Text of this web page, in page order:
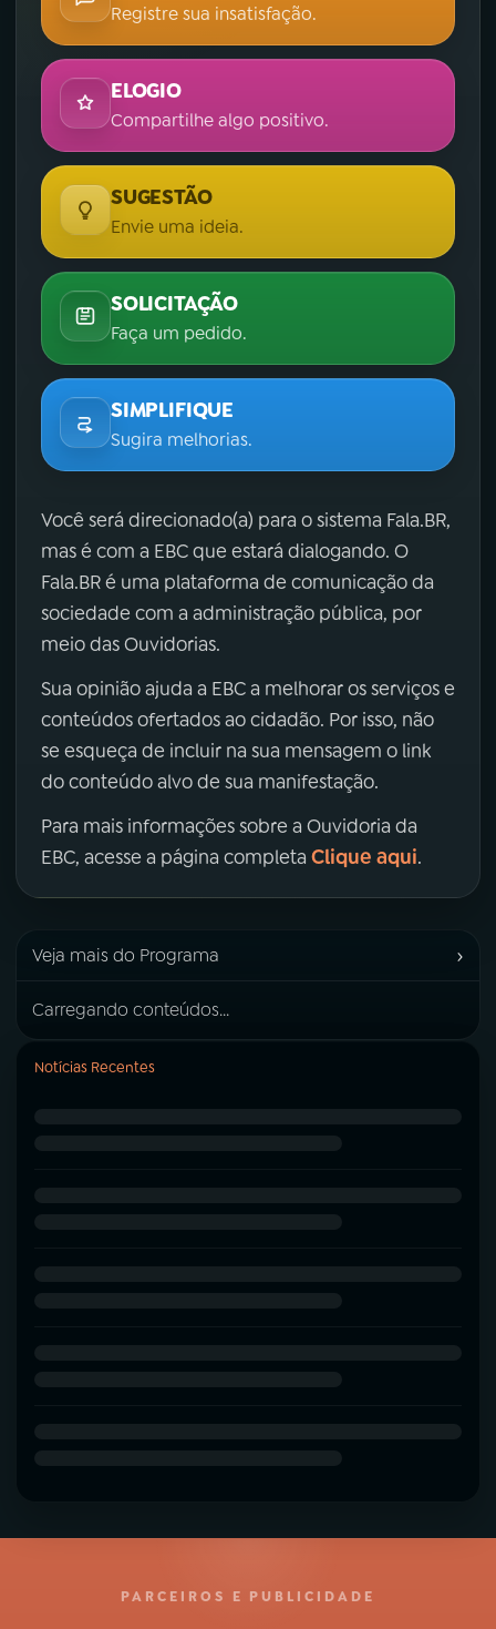
Registre sua insatisfação.
ELOGIO
Compartilhe algo positivo.
SUGESTÃO
Envie uma ideia.
SOLICITAÇÃO
Faça um pedido.
SIMPLIFIQUE
Sugira melhorias.
Você será direcionado(a) para o sistema Fala.BR,
mas é com a EBC que estará dialogando. O
Fala.BR é uma plataforma de comunicação da
sociedade com a administração pública, por
meio das Ouvidorias.
Sua opinião ajuda a EBC a melhorar os serviços e
conteúdos ofertados ao cidadão. Por isso, não
se esqueça de incluir na sua mensagem o link
do conteúdo alvo de sua manifestação.
Para mais informações sobre a Ouvidoria da
EBC, acesse a página completa Clique aqui.
Veja mais do Programa ›
Carregando conteúdos...
Notícias Recentes
PARCEIROS E PUBLICIDADE